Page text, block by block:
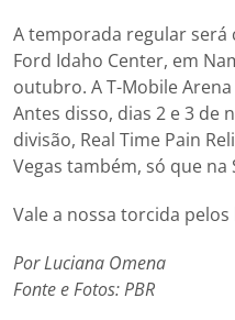
A temporada regular será
Ford Idaho Center, em
outubro. A T-Mobile
Antes disso, dias 2 e 3 de
divisão, Real Time Pain
Vegas também, só que
Vale a nossa torcida
Por Luciana Omena
Fonte e Fotos: PBR